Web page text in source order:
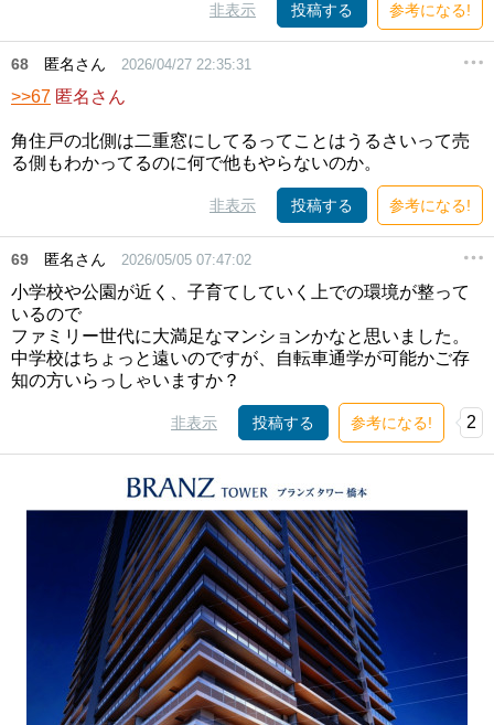
非表示 投稿する 参考になる!
68 匿名さん 2026/04/27 22:35:31
>>67 匿名さん
角住戸の北側は二重窓にしてるってことはうるさいって売
る側もわかってるのに何で他もやらないのか。
非表示 投稿する 参考になる!
69 匿名さん 2026/05/05 07:47:02
小学校や公園が近く、子育てしていく上での環境が整って
いるので
ファミリー世代に大満足なマンションかなと思いました。
中学校はちょっと遠いのですが、自転車通学が可能かご存
知の方いらっしゃいますか？
非表示 投稿する 参考になる! 2